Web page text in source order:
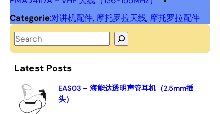
Categorie:对讲机配件, 摩托罗拉天线, 摩托罗拉配件
S
e
aLatest Posts
EAS03 – 海能达透明声管耳机（2.5mm插
头）